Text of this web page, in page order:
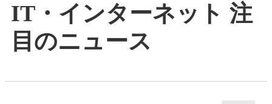
IT・インターネット 注
目のニュース